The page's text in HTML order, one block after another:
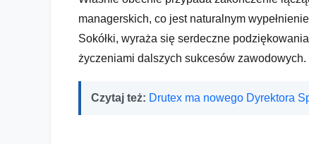
managerskich, co jest naturalnym
Sokółki, wyraża się serdeczne
życzeniami dalszych sukcesów zawodowych.
Czytaj też: Drutex ma nowego Dyrektora